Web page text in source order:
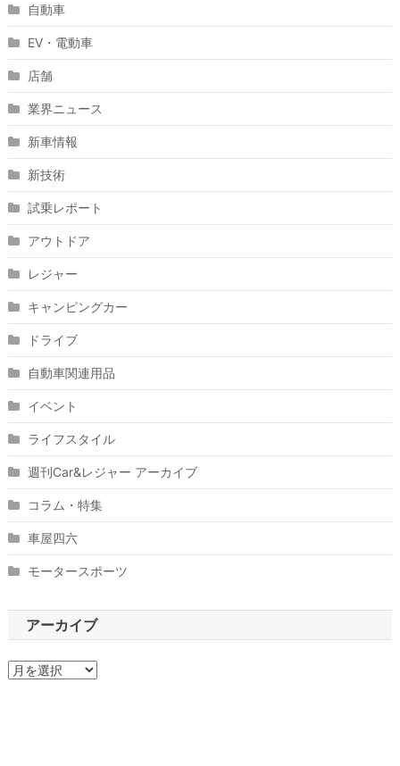
自動車
EV・電動車
店舗
業界ニュース
新車情報
新技術
試乗レポート
アウトドア
レジャー
キャンピングカー
ドライブ
自動車関連用品
イベント
ライフスタイル
週刊Car&レジャー アーカイブ
コラム・特集
車屋四六
モータースポーツ
アーカイブ
ア